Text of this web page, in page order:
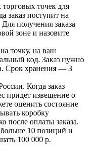
точек для
заказ поступит на
получения заказа
зоне и назовите
точку, на ваш
код. Заказ нужно
Срок хранения — 3
Когда заказ
придет извещение о
оценить состояние
коробку
после оплаты заказа.
10 позиций и
100 000 р.